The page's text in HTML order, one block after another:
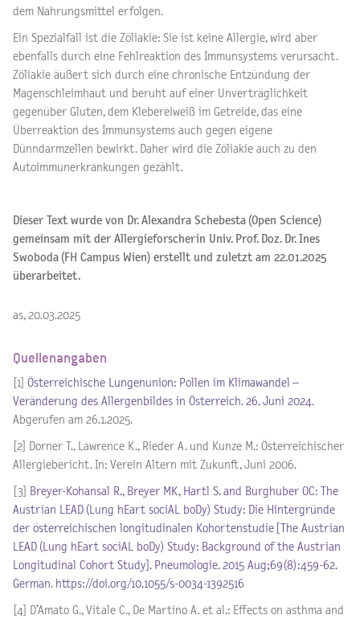
dem Nahrungsmittel erfolgen.
Ein Spezialfall ist die Zöliakie: Sie ist keine Allergie, wird aber
ebenfalls durch eine Fehlreaktion des Immunsystems verursacht.
Zöliakie äußert sich durch eine chronische Entzündung der
Magenschleimhaut und beruht auf einer Unverträglichkeit
gegenüber Gluten, dem Klebereiweiß im Getreide, das eine
Überreaktion des Immunsystems auch gegen eigene
Dünndarmzellen bewirkt. Daher wird die Zöliakie auch zu den
Autoimmunerkrankungen gezählt.
Dieser Text wurde von Dr. Alexandra Schebesta (Open Science)
gemeinsam mit der Allergieforscherin Univ. Prof. Doz. Dr. Ines
Swoboda (FH Campus Wien) erstellt und zuletzt am 22.01.2025
überarbeitet.
as, 20.03.2025
Quellenangaben
[1] Österreichische Lungenunion: Pollen im Klimawandel –
Veränderung des Allergenbildes in Österreich. 26. Juni 2024 .
Abgerufen am 26.1.2025.
[2] Dorner T., Lawrence K., Rieder A. und Kunze M.: Österreichischer
Allergiebericht. In: Verein Altern mit Zukunft, Juni 2006.
[3]
Breyer-Kohansal R., Breyer MK, Hartl S. and Burghuber OC: The
Austrian LEAD (Lung hEart sociAL boDy) Study: Die Hintergründe
der österreichischen longitudinalen Kohortenstudie [The Austrian
LEAD (Lung hEart sociAL boDy) Study: Background of the Austrian
Longitudinal Cohort Study]. Pneumologie. 2015 Aug;69(8):459-62.
German. https://doi.org/10.1055/s-0034-1392516
[4] D’Amato G., Vitale C., De Martino A. et al.: Effects on asthma and